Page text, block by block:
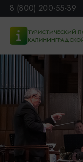
8 (800) 200-55-39
ТУРИСТИЧЕСКИЙ